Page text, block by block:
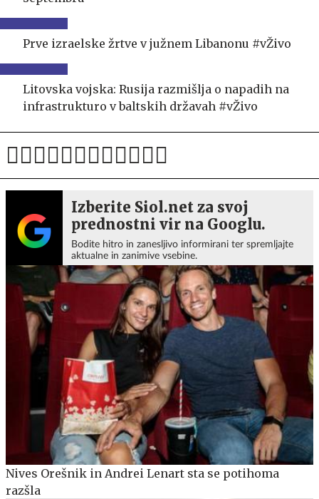
Prve izraelske žrtve v južnem Libanonu #vŽivo
Litovska vojska: Rusija razmišlja o napadih na
infrastrukturo v baltskih državah #vŽivo
Izberite Siol.net za svoj
prednostni vir na Googlu.
Bodite hitro in zanesljivo informirani ter spremljajte
aktualne in zanimive vsebine.
Nives Orešnik in Andrei Lenart sta se potihoma
razšla